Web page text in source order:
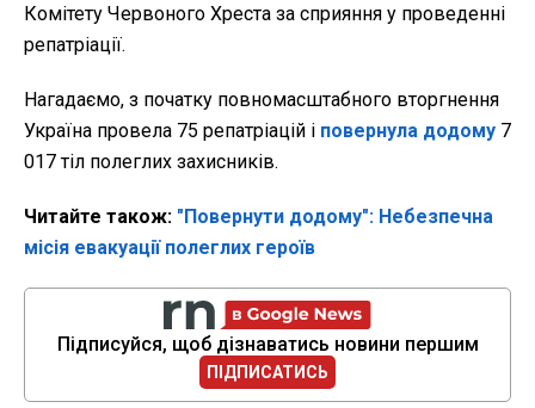
Комітету Червоного Хреста за сприяння у проведенні
репатріації.
Нагадаємо, з початку повномасштабного вторгнення
Україна провела 75 репатріацій і повернула додому 7
017 тіл полеглих захисників.
Читайте також: "Повернути додому": Небезпечна
місія евакуації полеглих героїв
Підписуйся, щоб дізнаватись новини першим
ПІДПИСАТИСЬ